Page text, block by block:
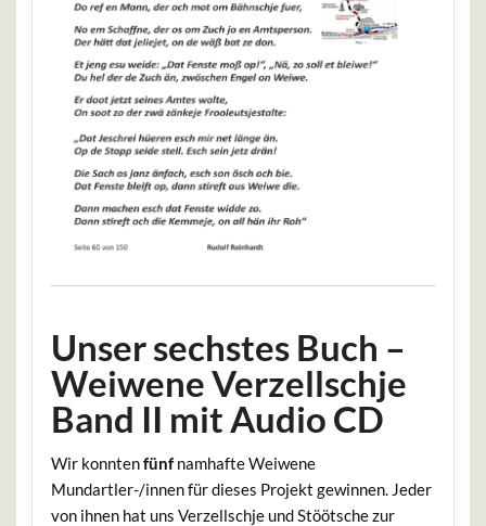
Unser sechstes Buch –
Weiwene Verzellschje
Band II mit Audio CD
Wir konntenfünfnamhafte Weiwene
Mundartler-/innen für dieses Projekt gewinnen. Jeder
von ihnen hat uns Verzellschje und Stöötsche zur